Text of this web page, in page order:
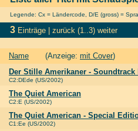
Legende: Cx = Ländercode, D/E (gross) =
3 Einträge | zurück (1..3) weiter
Name (Anzeige: mit Cover)
Der Stille Amerikaner -
C2:DEde (US/2002)
The Quiet American
C2:E (US/2002)
The Quiet American - Special
C1:Ee (US/2002)